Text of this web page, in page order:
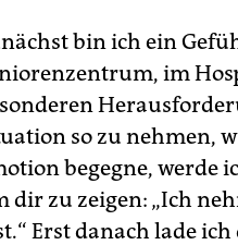
bin ich ein
im
so zu nehmen,
begegne, werde
dir zu zeigen: „Ich
Erst danach lade